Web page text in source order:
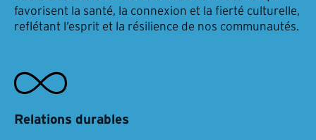
favorisent la santé, la connexion et la fierté culturelle,
reflétant l’esprit et la résilience de nos communautés.
Relations durables